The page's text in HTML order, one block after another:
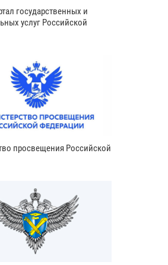
государственных и
услуг Российской
просвещения Российской